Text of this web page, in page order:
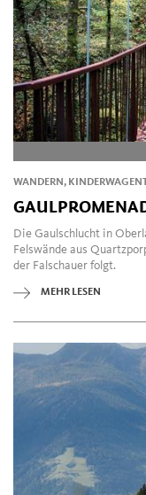
WANDERN,
Die Gaulschlucht in
Felswände aus
der Falschauer folgt.
MEHR LESEN